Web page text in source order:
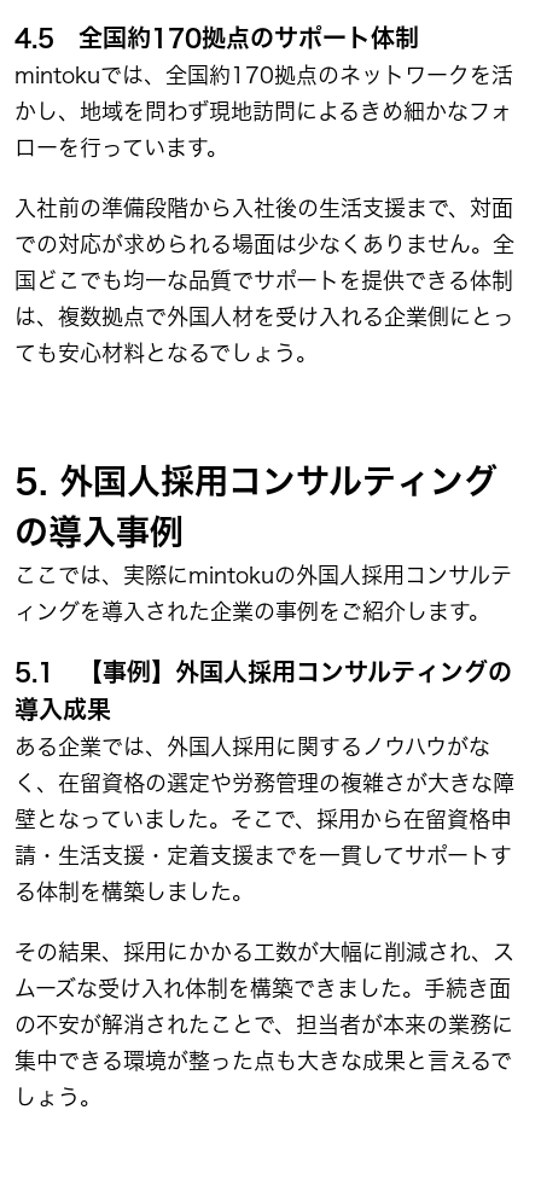
4.5 全国約170拠点のサポート体制
mintokuでは、全国約170拠点のネットワークを活
かし、地域を問わず現地訪問によるきめ細かなフォ
ローを行っています。
入社前の準備段階から入社後の生活支援まで、対面
での対応が求められる場面は少なくありません。全
国どこでも均一な品質でサポートを提供できる体制
は、複数拠点で外国人材を受け入れる企業側にとっ
ても安心材料となるでしょう。
5. 外国人採用コンサルティング
の導入事例
ここでは、実際にmintokuの外国人採用コンサルテ
ィングを導入された企業の事例をご紹介します。
5.1 【事例】外国人採用コンサルティングの
導入成果
ある企業では、外国人採用に関するノウハウがな
く、在留資格の選定や労務管理の複雑さが大きな障
壁となっていました。そこで、採用から在留資格申
請・生活支援・定着支援までを一貫してサポートす
る体制を構築しました。
その結果、採用にかかる工数が大幅に削減され、ス
ムーズな受け入れ体制を構築できました。手続き面
の不安が解消されたことで、担当者が本来の業務に
集中できる環境が整った点も大きな成果と言えるで
しょう。